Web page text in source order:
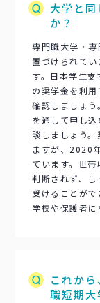
大学と
か？
専門職大学・
置づけられて
す。日本学生
の奨学金を利
確認しましょ
を通して申し
談しましょう
ますが、2020
ています。世
判断されず、
受けることが
学校や保護者に
これか
職短期大